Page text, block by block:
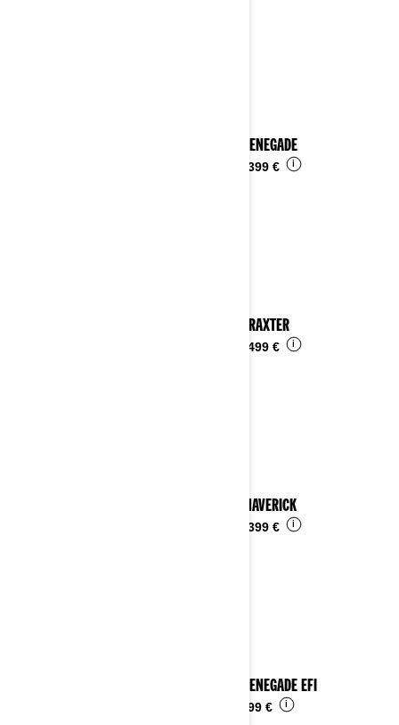
2023 RENEGADE
14.399 € i
2023 TRAXTER
16.499 € i
2023 MAVERICK
29.399 € i
2023 RENEGADE EFI
4.899 € i